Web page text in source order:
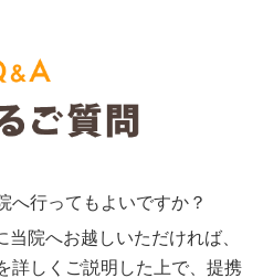
へ行ってもよいですか？
当院へお越しいただければ、
詳しくご説明した上で、提携